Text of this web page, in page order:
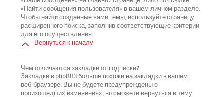
«Найти сообщения пользователя» в вашем личном разделе.
Чтобы найти созданные вами темы, используйте страницу
расширенного поиска, заполнив соответствующие критерии
для его осуществления.
Вернуться к началу
Чем отличаются закладки от подписки?
Закладки в phpBB3 больше похожи на закладки в вашем
веб-браузере. Вы не будете предупреждены о
произошедших изменениях, но сможете вернуться в тему